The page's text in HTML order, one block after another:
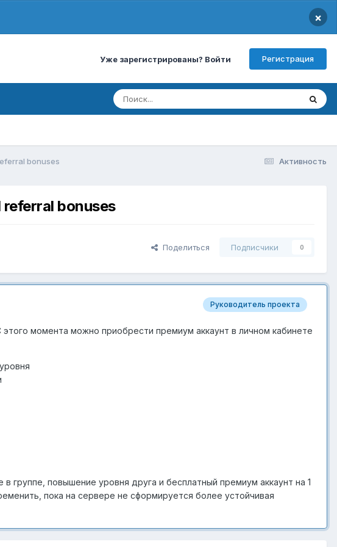
×
Уже зарегистрированы? Войти Регистрация
Активность
bonuses
bonuses
Поделиться Подписчики 0
Руководитель проекта
момента можно приобрести премиум аккаунт в личном кабинете
группе, повышение уровня друга и бесплатный премиум аккаунт на 1
пока на сервере не сформируется более устойчивая